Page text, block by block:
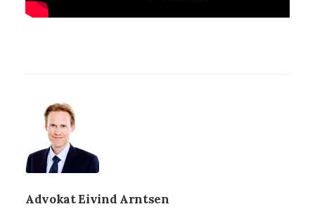
Advokat Eivind Arntsen